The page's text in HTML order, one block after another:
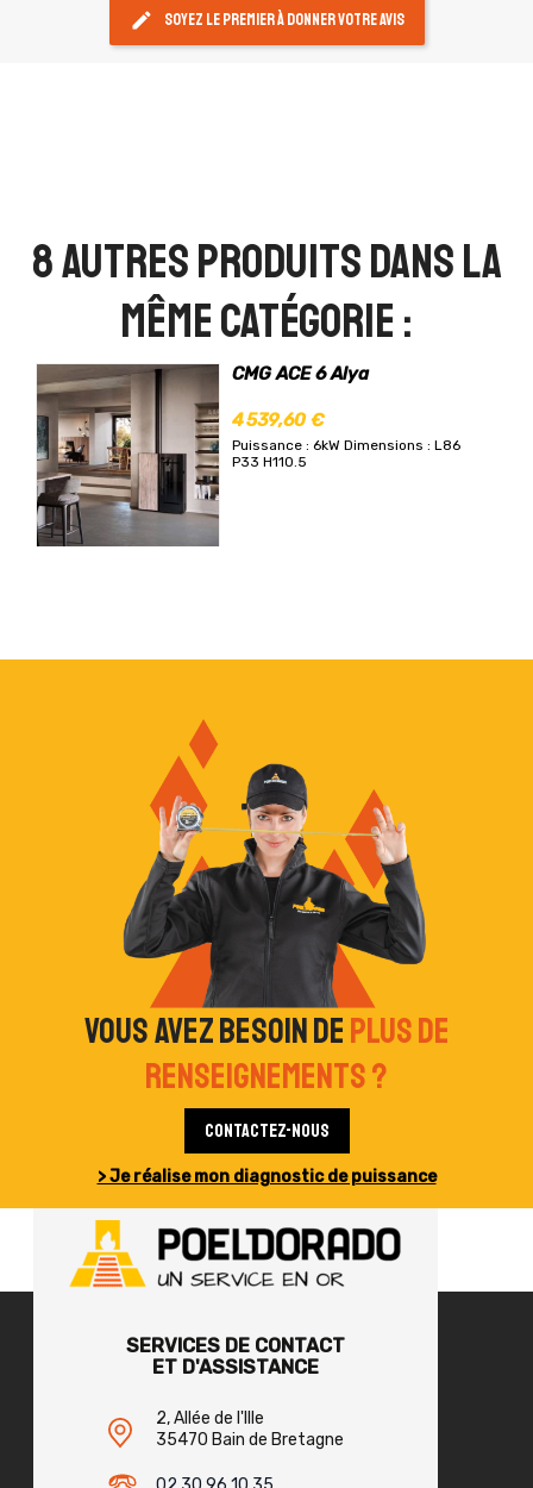
edit Soyez le premier à donner votre avis
8 autres produits dans la
même catégorie :
CMG ACE 6 Alya
4 539,60 €
Puissance : 6kW Dimensions : L86
P33 H110.5
Vous avez besoin deplus de
renseignements ?
Contactez-nous
> Je réalise mon diagnostic de puissance
SERVICES DE CONTACT
ET D'ASSISTANCE
2, Allée de l'Ille
35470 Bain de Bretagne